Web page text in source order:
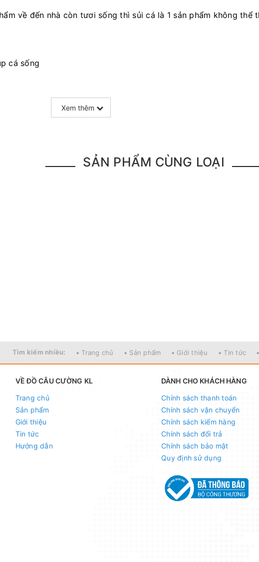
về đến nhà còn tươi sống thì sủi cá là 1 sản phẩm không thể
cá sống
Xem thêm
SẢN PHẨM CÙNG LOẠI
Tìm kiếm nhiều: • Trang chủ • Sản phẩm • Giới thiệu • Tin tức
VỀ ĐỒ CÂU CƯỜNG KL
Trang chủ
Sản phẩm
Giới thiệu
Tin tức
Hướng dẫn
DÀNH CHO KHÁCH HÀNG
Chính sách thanh toán
Chính sách vận chuyển
Chính sách kiểm hàng
Chính sách đổi trả
Chính sách bảo mật
Quy định sử dụng